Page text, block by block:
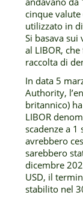
cinque valute
utilizzato in
Si basava
al LIBOR,
raccolta di
In data 5
Authority,
britannico)
LIBOR
scadenze a 1
avrebbero
sarebbero
dicembre
USD, il
stabilito nel